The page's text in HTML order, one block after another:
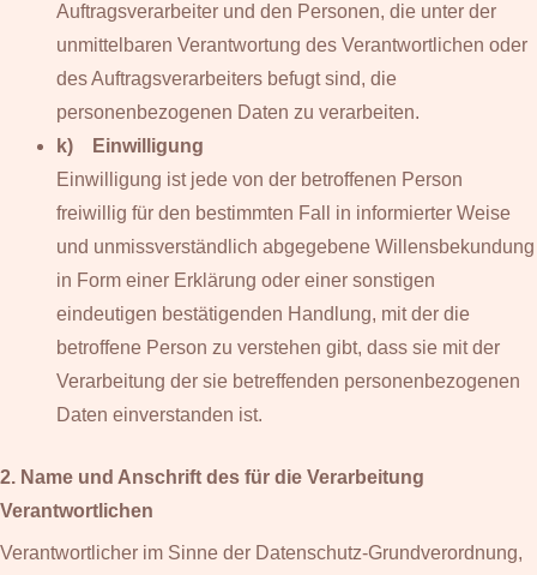
Auftragsverarbeiter und den Personen, die unter der
unmittelbaren Verantwortung des Verantwortlichen oder
des Auftragsverarbeiters befugt sind, die
personenbezogenen Daten zu verarbeiten.
k) Einwilligung
Einwilligung ist jede von der betroffenen Person
freiwillig für den bestimmten Fall in informierter Weise
und unmissverständlich abgegebene Willensbekundung
in Form einer Erklärung oder einer sonstigen
eindeutigen bestätigenden Handlung, mit der die
betroffene Person zu verstehen gibt, dass sie mit der
Verarbeitung der sie betreffenden personenbezogenen
Daten einverstanden ist.
2. Name und Anschrift des für die Verarbeitung
Verantwortlichen
Verantwortlicher im Sinne der Datenschutz-Grundverordnung,